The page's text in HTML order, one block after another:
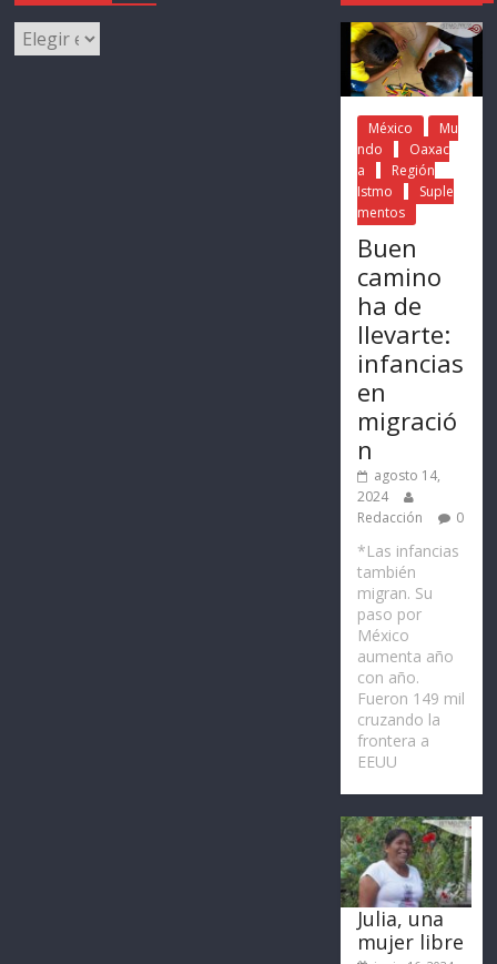
México
Mu
ndo
Oaxac
a
Región
Istmo
Suple
mentos
Buen
camino
ha de
llevarte:
infancias
en
migració
n
agosto 14,
2024
Redacción
0
*Las infancias
también
migran. Su
paso por
México
aumenta año
con año.
Fueron 149 mil
cruzando la
frontera a
EEUU
Julia, una
mujer libre